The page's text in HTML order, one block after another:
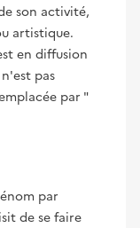
son activité,
artistique.
en diffusion
pas
par "
par
de se faire